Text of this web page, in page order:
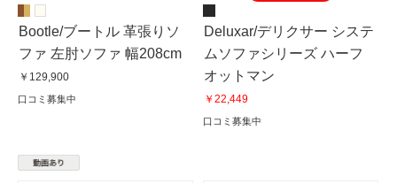
Bootle/ブートル 革張りソ
ファ 左肘ソファ 幅208cm
￥129,900
口コミ募集中
Deluxar/デリクサー システ
ムソファシリーズ ハーフ
オットマン
￥22,449
口コミ募集中